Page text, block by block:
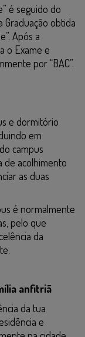
é seguido do
Graduação obtida
Após a
o Exame e
por “BAC”.
e dormitório
em
campus
de acolhimento
as duas
é normalmente
pelo que
da
anfitriã
da tua
e